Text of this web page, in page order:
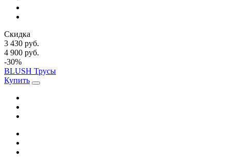
Скидка
3 430 руб.
4 900 руб.
-30%
BLUSH Трусы
Купить